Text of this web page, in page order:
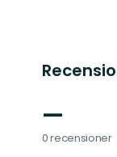
—
0 recensioner